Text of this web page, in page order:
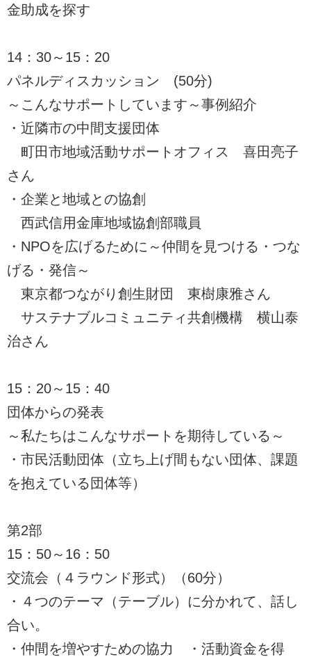
金助成を探す
14：30～15：20
パネルディスカッション (50分)
～こんなサポートしています～事例紹介
・近隣市の中間支援団体
町田市地域活動サポートオフィス 喜田亮子
さん
・企業と地域との協創
西武信用金庫地域協創部職員
・NPOを広げるために～仲間を見つける・つな
げる・発信～
東京都つながり創生財団 東樹康雅さん
サステナブルコミュニティ共創機構 横山泰
治さん
15：20～15：40
団体からの発表
～私たちはこんなサポートを期待している～
・市民活動団体（立ち上げ間もない団体、課題
を抱えている団体等）
第2部
15：50～16：50
交流会（４ラウンド形式）（60分）
・４つのテーマ（テーブル）に分かれて、話し
合い。
・仲間を増やすための協力 ・活動資金を得